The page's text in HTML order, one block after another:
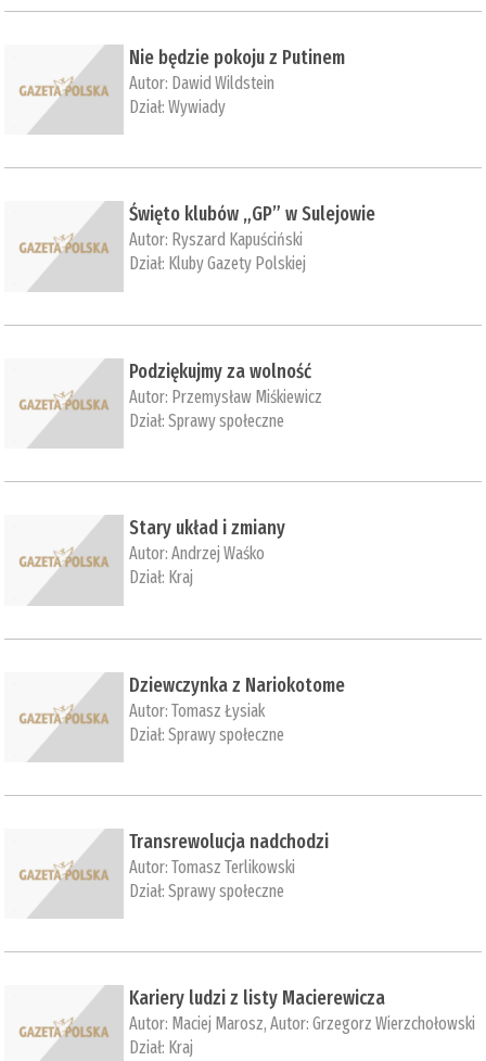
Nie będzie pokoju z Putinem
Autor: Dawid Wildstein
Dział:Wywiady
Święto klubów „GP” w Sulejowie
Autor: Ryszard Kapuściński
Dział: Kluby Gazety Polskiej
Podziękujmy za wolność
Autor: Przemysław Miśkiewicz
Dział:Sprawy społeczne
Stary układ i zmiany
Autor:Andrzej Waśko
Dział: Kraj
Dziewczynka z Nariokotome
Autor:Tomasz Łysiak
Dział:Sprawy społeczne
Transrewolucja nadchodzi
Autor:Tomasz Terlikowski
Dział:Sprawy społeczne
Kariery ludzi z listy Macierewicza
Autor: Maciej Marosz, Autor:Grzegorz Wierzchołowski
Dział: Kraj